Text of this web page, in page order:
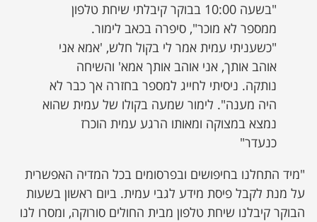
"בשעה 10:00 בבוקר קיבלתי שיחת טלפון
ממספר לא מוכר", סיפרה בכאב לימור.
"כשעניתי עמית אמר לי בקול חלש, 'אמא אני
אוהב אותך, אני אוהב אותך אמא' והשיחה
נותקה. ניסיתי לחייג למספר בחזרה אך כבר לא
היה מענה". לימור שמעה בקולו של עמית שהוא
נמצא במצוקה ומאותו הרגע עמית הוכרז
כנעדר"
"מיד התחלנו בחיפושים ובפרסומים בכל המדיה האפשרית
על מנת לקבל פיסת מידע לגבי עמית. ביום ראשון בשעות
הבוקר קיבלנו שיחת טלפון מבית החולים סורוקה, ומסרו לנו